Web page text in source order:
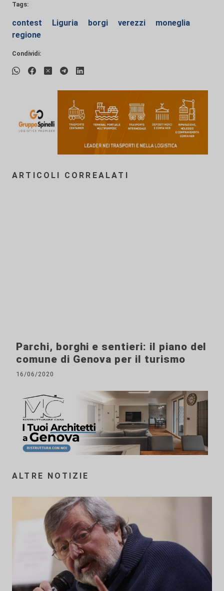
Tags:
contest Liguria borgi verezzi
moneglia
regione
Condividi:
ARTICOLI CORREALATI
Parchi, borghi e sentieri: il piano del
comune di Genova per il turismo
16/06/2020
ALTRE NOTIZIE